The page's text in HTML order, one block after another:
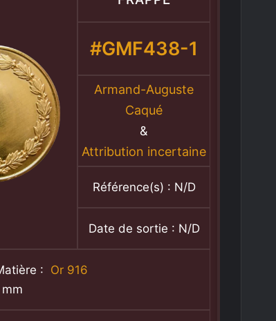
#GMF438-1
Armand-Auguste
Caqué
&
Attribution incertaine
Référence(s) : N/D
Date de sortie : N/D
: Or 916